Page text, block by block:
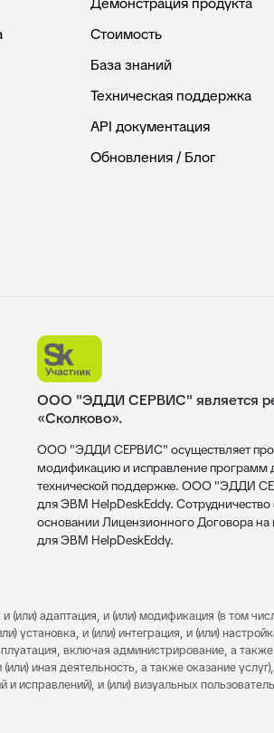
Стоимость
База знаний
Техническая поддержка
API документация
Обновления / Блог
ООО "ЭДДИ СЕРВИС" является
«Сколково».
ООО "ЭДДИ СЕРВИС" осуществляет
модификацию и исправление программ
технической поддержке. ООО "ЭДДИ
для ЭВМ HelpDeskEddy.
основании Лицензионного Договора
для ЭВМ HelpDeskEddy.
(или) адаптация, и (или) модификация (в том
и (или) интеграция, и (или)
включая администрирование, а
иная деятельность, а также оказание
исправлений), и (или) визуальных